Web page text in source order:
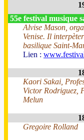
55e festival musique
Alvise Mason,
Venise. Il
basilique Saint-
Lien :
Kaori Sakai,
Victor Rodriguez,
Melun
Gregoire Rolland